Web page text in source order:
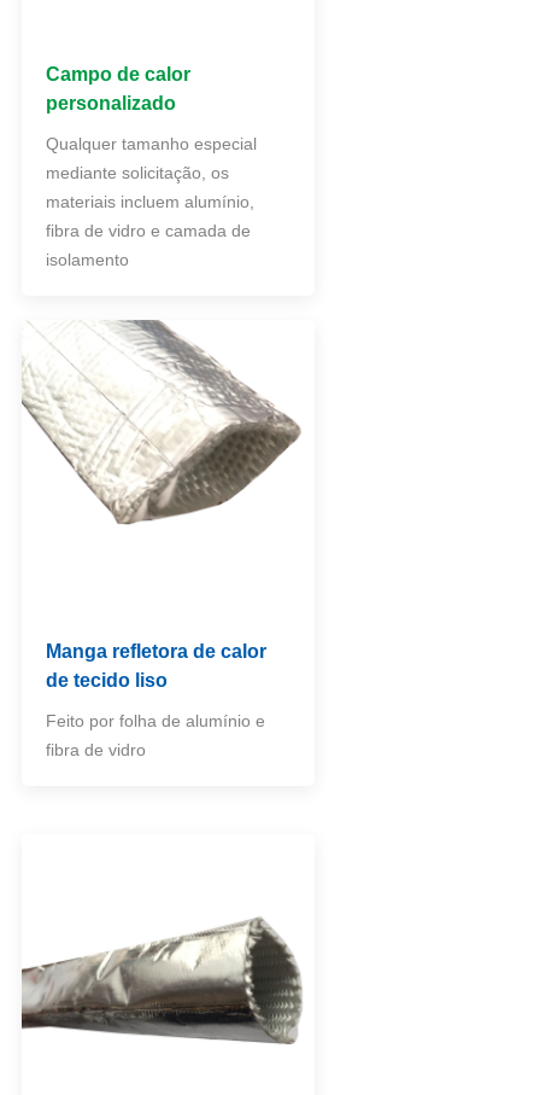
Campo de calor
personalizado
Qualquer tamanho especial
mediante solicitação, os
materiais incluem alumínio,
fibra de vidro e camada de
isolamento
Manga refletora de calor
de tecido liso
Feito por folha de alumínio e
fibra de vidro